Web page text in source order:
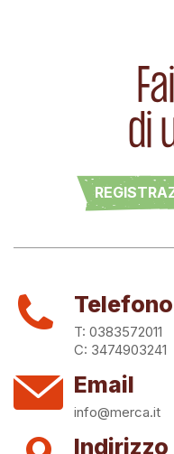
di
Telefono
T: 0383572011
C: 3474903241
Email
info@merca.it
Indirizzo